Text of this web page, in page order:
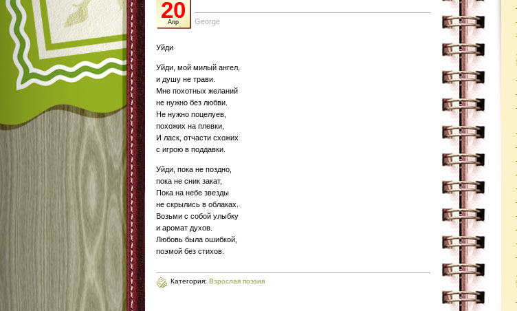
20
Апр George
Уйди
Уйди, мой милый ангел,
и душу не трави.
Мне похотных желаний
не нужно без любви.
Не нужно поцелуев,
похожих на плевки,
И ласк, отчасти схожих
с игрою в поддавки.
Уйди, пока не поздно,
пока не сник закат,
Пока на небе звезды
не скрылись в облаках.
Возьми с собой улыбку
и аромат духов.
Любовь была ошибкой,
поэмой без стихов.
Категория: Взрослая поэзия